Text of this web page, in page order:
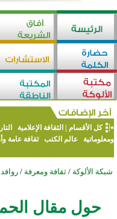
كل الأقسام الثقافة الإعلامية
ومعلوماتية
عالم الكتب ثقافة عامة
شبكة الألوكة / ثقافة ومعرفة / روافد
حول مقال